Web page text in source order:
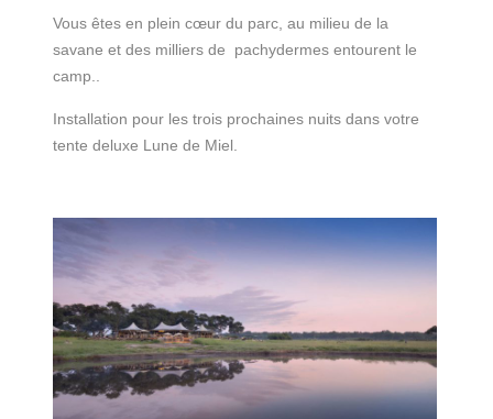
Vous êtes en plein cœur du parc, au milieu de la
savane et des milliers de pachydermes entourent le
camp..
Installation pour les trois prochaines nuits dans votre
tente deluxe Lune de Miel.